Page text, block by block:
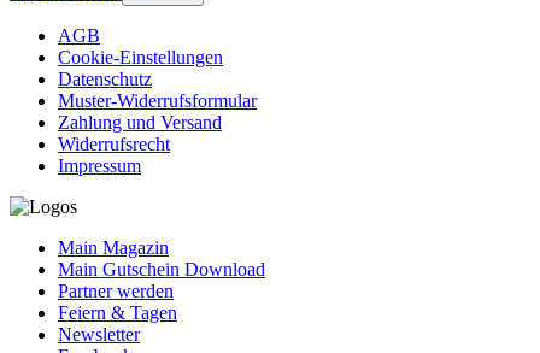
AGB
Cookie-Einstellungen
Datenschutz
Muster-Widerrufsformular
Zahlung und Versand
Widerrufsrecht
Impressum
Main Magazin
Main Gutschein Download
Partner werden
Feiern & Tagen
Newsletter